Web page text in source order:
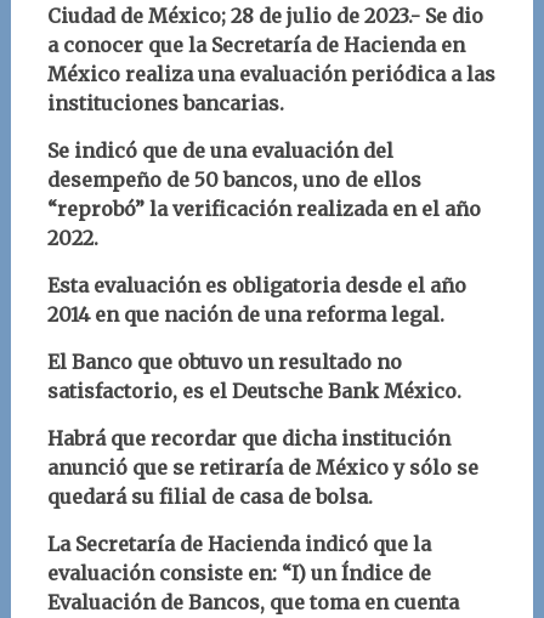
Ciudad de México; 28 de julio de 2023.- Se dio
a conocer que la Secretaría de Hacienda en
México realiza una evaluación periódica a las
instituciones bancarias.
Se indicó que de una evaluación del
desempeño de 50 bancos, uno de ellos
“reprobó” la verificación realizada en el año
2022.
Esta evaluación es obligatoria desde el año
2014 en que nación de una reforma legal.
El Banco que obtuvo un resultado no
satisfactorio, es el Deutsche Bank México.
Habrá que recordar que dicha institución
anunció que se retiraría de México y sólo se
quedará su filial de casa de bolsa.
La Secretaría de Hacienda indicó que la
evaluación consiste en: “I) un Índice de
Evaluación de Bancos, que toma en cuenta